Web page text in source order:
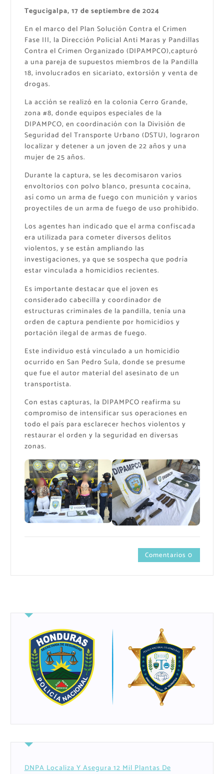
Tegucigalpa, 17 de septiembre de 2024
En el marco del Plan Solución Contra el Crimen
Fase III, la Dirección Policial Anti Maras y Pandillas
Contra el Crimen Organizado (DIPAMPCO),capturó
a una pareja de supuestos miembros de la Pandilla
18, involucrados en sicariato, extorsión y venta de
drogas.
La acción se realizó en la colonia Cerro Grande,
zona #8, donde equipos especiales de la
DIPAMPCO, en coordinación con la División de
Seguridad del Transporte Urbano (DSTU), lograron
localizar y detener a un joven de 22 años y una
mujer de 25 años.
Durante la captura, se les decomisaron varios
envoltorios con polvo blanco, presunta cocaína,
así como un arma de fuego con munición y varios
proyectiles de un arma de fuego de uso prohibido.
Los agentes han indicado que el arma confiscada
era utilizada para cometer diversos delitos
violentos, y se están ampliando las
investigaciones, ya que se sospecha que podría
estar vinculada a homicidios recientes.
Es importante destacar que el joven es
considerado cabecilla y coordinador de
estructuras criminales de la pandilla, tenía una
orden de captura pendiente por homicidios y
portación ilegal de armas de fuego.
Este individuo está vinculado a un homicidio
ocurrido en San Pedro Sula, donde se presume
que fue el autor material del asesinato de un
transportista.
Con estas capturas, la DIPAMPCO reafirma su
compromiso de intensificar sus operaciones en
todo el país para esclarecer hechos violentos y
restaurar el orden y la seguridad en diversas
zonas.
Comentarios 0
DNPA Localiza Y Asegura 12 Mil Plantas De